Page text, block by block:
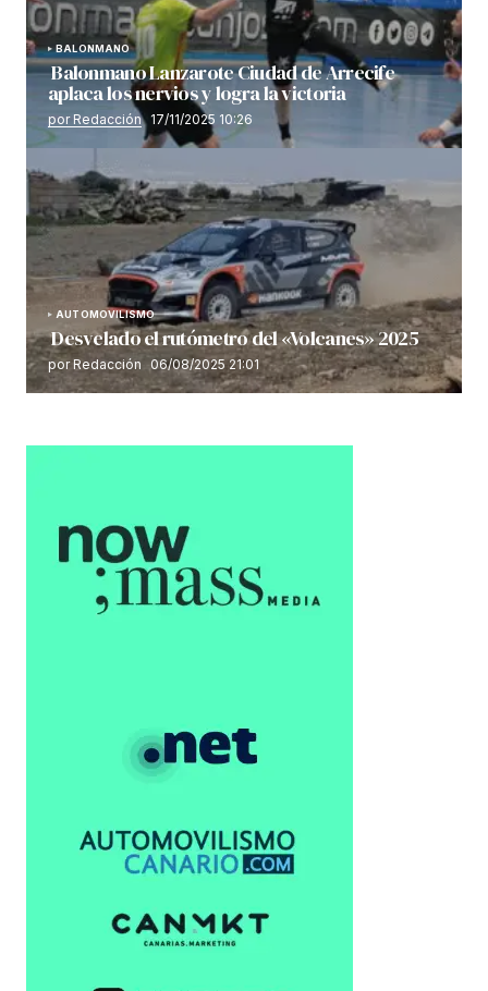
BALONMANO
Balonmano Lanzarote Ciudad de Arrecife
aplaca los nervios y logra la victoria
por Redacción 17/11/2025 10:26
AUTOMOVILISMO
Desvelado el rutómetro del «Volcanes» 2025
por Redacción 06/08/2025 21:01